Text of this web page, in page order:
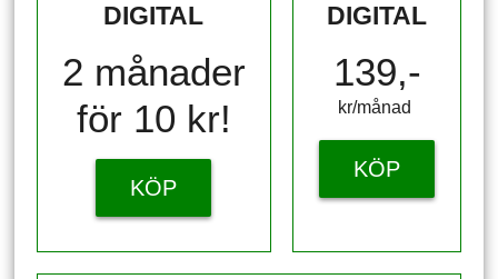
DIGITAL
2 månader
för 10 kr!
KÖP
DIGITAL
139,-
kr/månad ​​​​​​
KÖP